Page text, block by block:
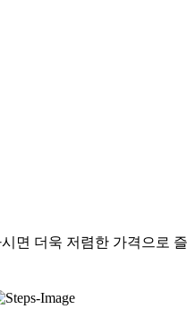
면 더욱 저렴한 가격으로 즐